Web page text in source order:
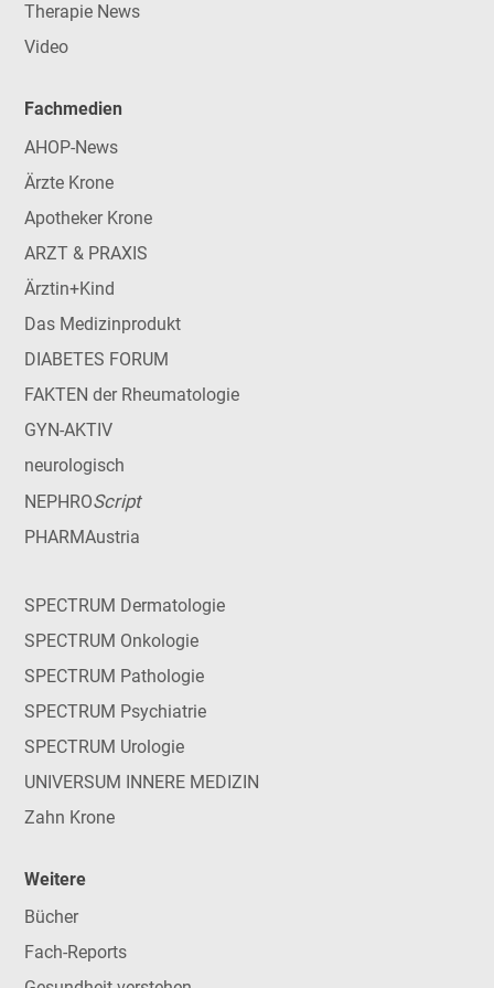
Therapie News
Video
Fachmedien
AHOP-News
Ärzte Krone
Apotheker Krone
ARZT & PRAXIS
Ärztin+Kind
Das Medizinprodukt
DIABETES FORUM
FAKTEN der Rheumatologie
GYN-AKTIV
neurologisch
NEPHROScript
PHARMAustria
SPECTRUM Dermatologie
SPECTRUM Onkologie
SPECTRUM Pathologie
SPECTRUM Psychiatrie
SPECTRUM Urologie
UNIVERSUM INNERE MEDIZIN
Zahn Krone
Weitere
Bücher
Fach-Reports